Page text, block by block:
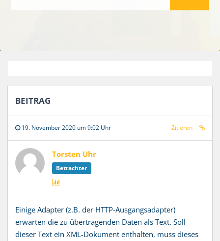
BEITRAG
19. November 2020 um 9:02 Uhr Zitieren
Torsten Uhr
Betrachter
Einige Adapter (z.B. der HTTP-Ausgangsadapter)
erwarten die zu übertragenden Daten als Text. Soll
dieser Text ein XML-Dokument enthalten, muss dieses